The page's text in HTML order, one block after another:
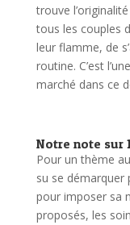
trouve
tous les couples
leur flamme, de
routine. C’est
marché dans ce
Notre note sur
Pour un thème
su se démarquer
pour imposer sa
proposés, les